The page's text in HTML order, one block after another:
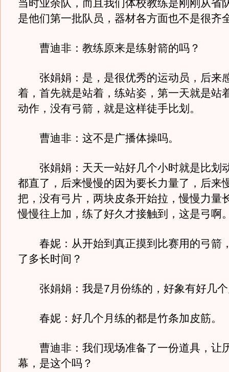
当时业余队，而且我们体校教练是刚刚从省
是他们第一批队员，器材各方面也不是很齐
曹迪非：教练原来是练射箭的吗？
张娟娟：是，是很优秀的运动员，后来
着，首先就是站着，练站姿，第一天就是站
动作，没有弓箭，就是这样徒手比划。
曹迪非：这不是广播体操吗。
张娟娟：天天一站好几个小时就是比划
都直了，后来慢慢的因为要长力量了，后来
把，没有弓片，两块皮条开始拉，慢慢力量
慢慢往上加，练了好久才接触到，这是弓啊
春妮：从开始到真正摸到比赛用的弓箭
了多长时间？
张娟娟：我是7月份练的，好象有好几个
春妮：好几个月练的都是竹条加皮筋。
曹迪非：我们现场准备了一份道具，让
幕，是这个吗？